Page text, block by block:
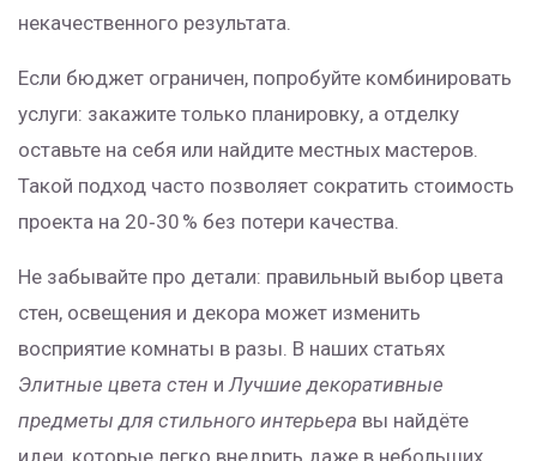
некачественного результата.
Если бюджет ограничен, попробуйте комбинировать
услуги: закажите только планировку, а отделку
оставьте на себя или найдите местных мастеров.
Такой подход часто позволяет сократить стоимость
проекта на 20‑30 % без потери качества.
Не забывайте про детали: правильный выбор цвета
стен, освещения и декора может изменить
восприятие комнаты в разы. В наших статьях
Элитные цвета стен иЛучшие декоративные
предметы для стильного интерьера вы найдёте
идеи, которые легко внедрить даже в небольших